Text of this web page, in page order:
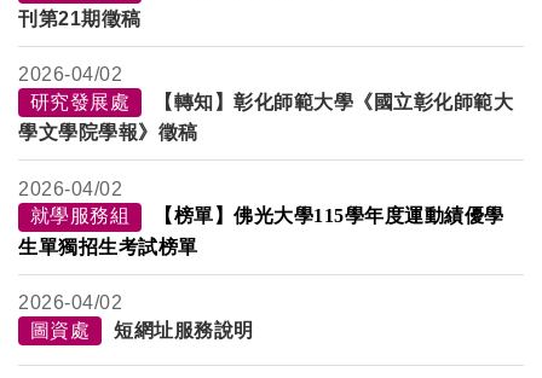
刊第21期徵稿
2026-04/02
研究發展處
【轉知】彰化師範大學《國立彰化師範大
學文學院學報》徵稿
2026-04/02
就學服務組
【榜單】佛光大學115學年度運動績優學
生單獨招生考試榜單
2026-04/02
圖資處
短網址服務說明